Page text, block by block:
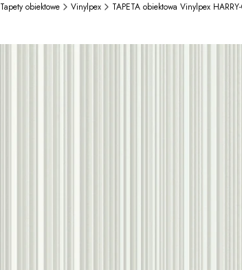
Tapety obiektowe Vinylpex TAPETA obiektowa Vinylpex